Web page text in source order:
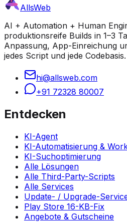
AllsWeb
AI + Automation + Human
produktionsreife Builds in 1–3
Anpassung, App-Einreichung
jedes Script und jede Codebasis.
hi@allsweb.com
+91 72328 80007
Entdecken
KI-Agent
KI-Automatisierung &
KI-Suchoptimierung
Alle Lösungen
Alle Third-Party-Scripts
Alle Services
Update- / Upgrade-
Play Store 16-KB-Fix
Angebote & Gutscheine